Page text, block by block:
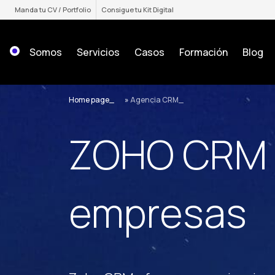
Saltar
al
Manda tu CV / Portfolio Consigue tu Kit Digital
Somos Servicios Casos Formación Blog
Home page »Agencia CRM
ZOHO
empresas